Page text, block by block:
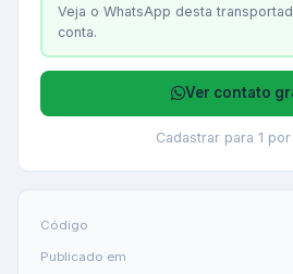
Veja o WhatsApp desta
conta.
Ver contato
Cadastrar para 1
Código
Publicado em